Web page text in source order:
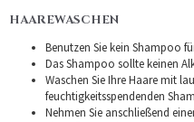
HAAREWASCHEN
Benutzen Sie kein Shampoo
Das Shampoo sollte keinen
Waschen Sie Ihre Haare mit
feuchtigkeitsspendenden
Nehmen Sie anschließend